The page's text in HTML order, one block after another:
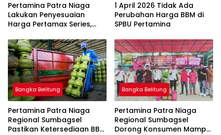
Pertamina Patra Niaga
Lakukan Penyesuaian
Harga Pertamax Series,
Subsidi Tetap
1 April 2026 Tidak Ada
Perubahan Harga BBM di
SPBU Pertamina
Bangka Belitung
Pertamina Patra Niaga
Regional Sumbagsel
Pastikan Ketersediaan BBM
Bangka Belitung
Pertamina Patra Niaga
Regional Sumbagsel
Dorong Konsumen Mampu